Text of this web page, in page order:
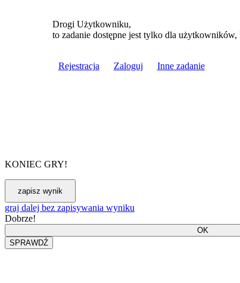
Drogi Użytkowniku,
to zadanie dostępne jest tylko dla
Rejestracja Zaloguj Inne zadanie
KONIEC GRY!
graj dalej bez zapisywania wyniku
Dobrze!